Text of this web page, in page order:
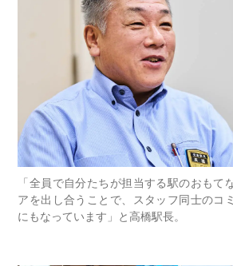
「全員で自分たちが担当する駅のおもて
アを出し合うことで、スタッフ同士のコ
にもなっています」と高橋駅長。